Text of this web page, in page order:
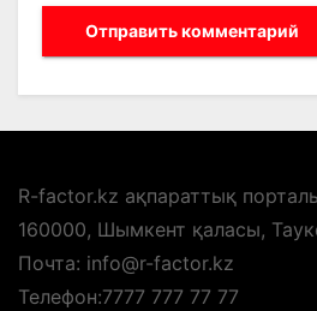
R-factor.kz ақпараттық
160000, Шымкент қаласы,
Почта: info@r-factor.kz
Телефон:7777 777 77 77